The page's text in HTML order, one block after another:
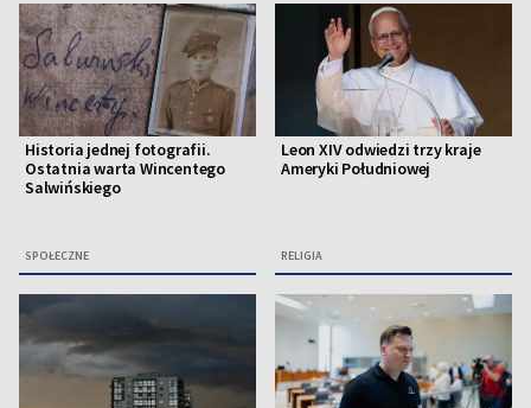
Historia jednej fotografii.
Ostatnia warta Wincentego
Salwińskiego
SPOŁECZNE
Leon XIV odwiedzi trzy kraje
Ameryki Południowej
RELIGIA